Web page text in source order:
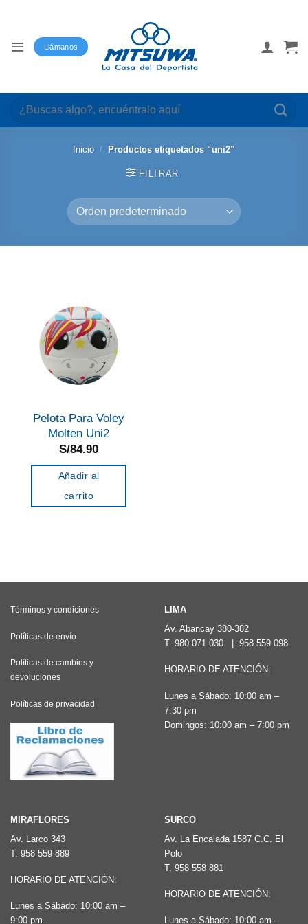
Llámanos
Buscar
por:
Inicio / Productos etiquetados “uni2”
FILTRAR
Pelota Para Voley
Molten Uni2
S/84.90
Añadir al
carrito
Términos y condiciones
Políticas de envío
Políticas de cambios y
devoluciones
Políticas de privacidad
LIMA
Av. Abancay 380-382
T. 980 071 030 958 559 098
HORARIO DE ATENCIÓN:
Lunes a Sábado: 10:00 am –
7:30 pm
Domingos: 10:00 am – 7:00 pm
MIRAFLORES
Av. Larco 343
T. 958 559 889
HORARIO DE ATENCIÓN:
Lunes a Sábado: 10:00 am –
9:00 pm
SURCO
Av. La Encalada 1587 C.C. El
Polo
T. 958 558 881
HORARIO DE ATENCIÓN:
Lunes a Sábado: 10:00 am –